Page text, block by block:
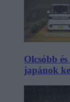
Olcsóbb
japánok